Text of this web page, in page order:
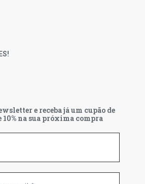
e receba já um cupão de
10% na sua próxima compra